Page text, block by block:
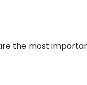
the most